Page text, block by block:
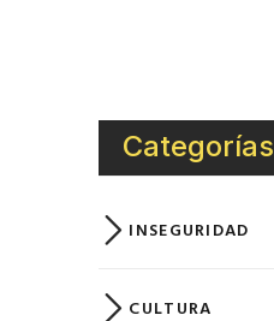
Categorías
INSEGURIDAD
CULTURA